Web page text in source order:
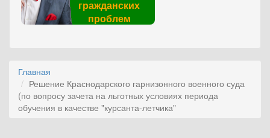
гражданских
проблем
Главная
Решение Краснодарского гарнизонного военного суда
(по вопросу зачета на льготных условиях периода
обучения в качестве "курсанта-летчика"